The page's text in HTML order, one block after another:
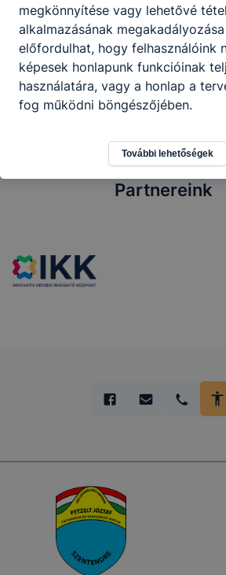
Osztályozó vizsga: június 5. péntek
2026. máj. 26. Igazgatóság
Partnereink
megkönnyítése vagy lehetővé
alkalmazásának
előfordulhat, hogy felhasználóink
képesek honlapunk funkcióinak
használatára, vagy a honlap a
fog működni böngészőjében.
További lehetőségek